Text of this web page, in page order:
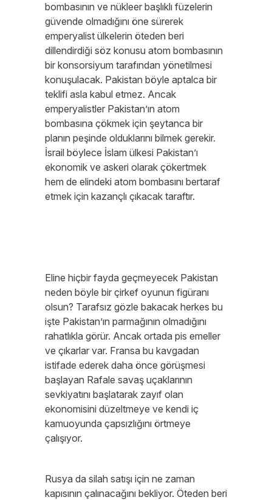
bombasının ve nükleer başlıklı füzelerin
güvende olmadığını öne sürerek
emperyalist ülkelerin öteden beri
dillendirdiği söz konusu atom bombasının
bir konsorsiyum tarafından yönetilmesi
konuşulacak. Pakistan böyle aptalca bir
teklifi asla kabul etmez. Ancak
emperyalistler Pakistan’ın atom
bombasına çökmek için şeytanca bir
planın peşinde olduklarını bilmek gerekir.
İsrail böylece İslam ülkesi Pakistan’ı
ekonomik ve askeri olarak çökertmek
hem de elindeki atom bombasını bertaraf
etmek için kazançlı çıkacak taraftır.
Eline hiçbir fayda geçmeyecek Pakistan
neden böyle bir çirkef oyunun figüranı
olsun? Tarafsız gözle bakacak herkes bu
işte Pakistan’ın parmağının olmadığını
rahatlıkla görür. Ancak ortada pis emeller
ve çıkarlar var. Fransa bu kavgadan
istifade ederek daha önce görüşmesi
başlayan Rafale savaş uçaklarının
sevkiyatını başlatarak zayıf olan
ekonomisini düzeltmeye ve kendi iç
kamuoyunda çapsızlığını örtmeye
çalışıyor.
Rusya da silah satışı için ne zaman
kapısının çalınacağını bekliyor. Öteden beri